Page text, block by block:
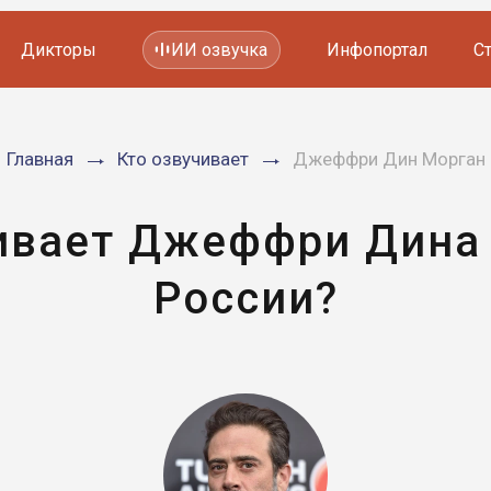
Мультфильмов
Дикторы ИИ озвучка Инфопортал
Главная Кто озвучивает Джеффри Дин Морган
Джеффри
России?